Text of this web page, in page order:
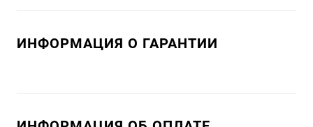
ИНФОРМАЦИЯ О ГАРАНТИИ